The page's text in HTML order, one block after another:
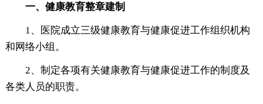
一、健康教育整章建制
1、医院成立三级健康教育与健康促进工作组织机构
和网络小组。
2、制定各项有关健康教育与健康促进工作的制度及
各类人员的职责。